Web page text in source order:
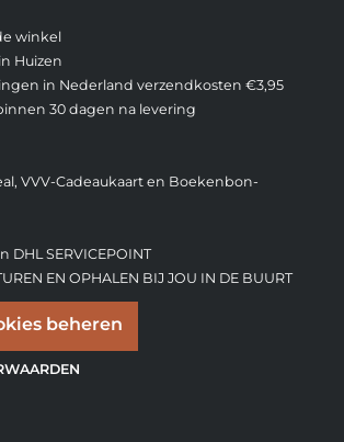
winkel
Huizen
in Nederland verzendkosten €3,95
30 dagen na levering
VVV-Cadeaukaart en Boekenbon-
DHL SERVICEPOINT
EN OPHALEN BIJ JOU IN DE BUURT
beheren